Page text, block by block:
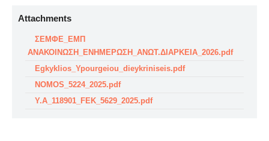
Attachments
ΣΕΜΦΕ_ΕΜΠ
ΑΝΑΚΟΙΝΩΣΗ_ΕΝΗΜΕΡΩΣΗ_ΑΝΩΤ.ΔΙΑΡΚΕΙΑ_2026.pdf
Egkyklios_Ypourgeiou_dieykriniseis.pdf
NOMOS_5224_2025.pdf
Y.A_118901_FEK_5629_2025.pdf